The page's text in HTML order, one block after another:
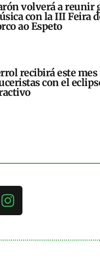
volverá a reunir
con la III Feira
ao Espeto
recibirá este mes
con el